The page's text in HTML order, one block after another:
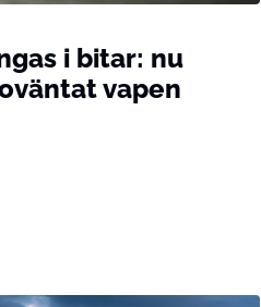
i bitar: nu
vapen